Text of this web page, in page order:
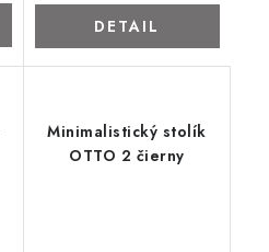
DETAIL
Minimalistický stolík
OTTO 2 čierny